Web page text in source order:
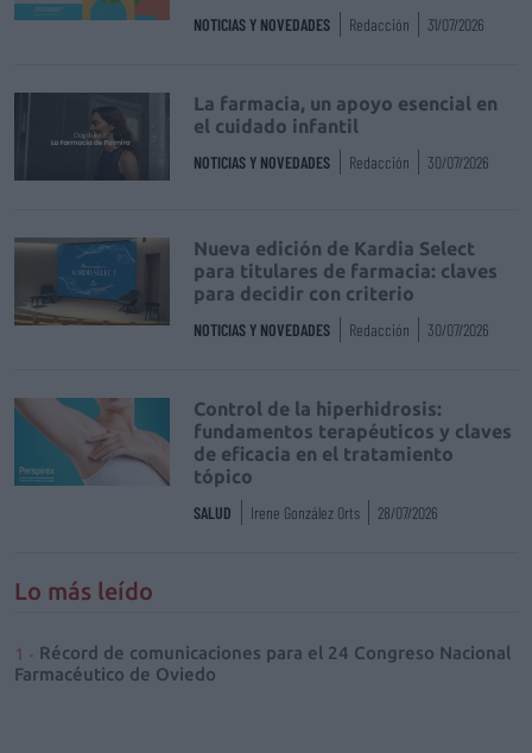
NOTICIAS Y NOVEDADES Redacción 31/07/2026
La farmacia, un apoyo esencial en
el cuidado infantil
NOTICIAS Y NOVEDADES Redacción 30/07/2026
Nueva edición de Kardia Select
para titulares de farmacia: claves
para decidir con criterio
NOTICIAS Y NOVEDADES Redacción 30/07/2026
Control de la hiperhidrosis:
fundamentos terapéuticos y claves
de eficacia en el tratamiento
tópico
SALUD Irene González Orts 28/07/2026
Lo más leído
Récord de comunicaciones para el 24 Congreso Nacional
Farmacéutico de Oviedo